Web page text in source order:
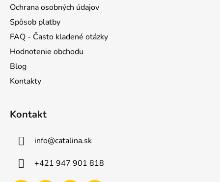
Ochrana osobných údajov
Spôsob platby
FAQ - Často kladené otázky
Hodnotenie obchodu
Blog
Kontakty
Kontakt
info@catalina.sk
+421 947 901 818